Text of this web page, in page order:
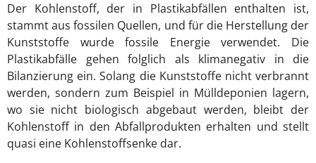
Der Kohlenstoff, der in Plastikabfällen enthalten ist,
stammt aus fossilen Quellen, und für die Herstellung der
Kunststoffe wurde fossile Energie verwendet. Die
Plastikabfälle gehen folglich als klimanegativ in die
Bilanzierung ein. Solang die Kunststoffe nicht verbrannt
werden, sondern zum Beispiel in Mülldeponien lagern,
wo sie nicht biologisch abgebaut werden, bleibt der
Kohlenstoff in den Abfallprodukten erhalten und stellt
quasi eine Kohlenstoffsenke dar.